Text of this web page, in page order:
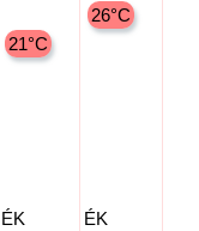
21°C
ÉK
26°C
ÉK